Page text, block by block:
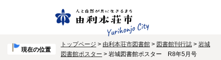
現在の位置
トップページ > 由利本荘市図書館 > 図書館刊行誌 > 岩城
図書館ポスター > 岩城図書館ポスター R8年5月号